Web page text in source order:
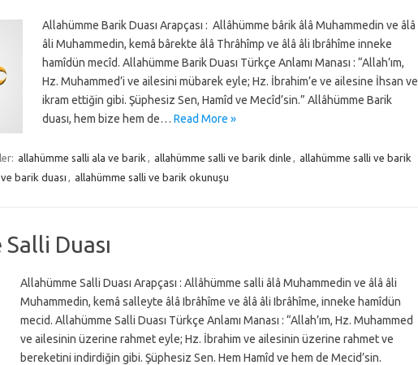
Allahümme Barik Duası Arapçası : Allâhümme bârik âlâ Muhammedin ve âlâ
âli Muhammedin, kemâ bârekte âlâ Thrâhîmp ve âlâ âli Ibrâhîme inneke
hamîdün mecîd. Allahümme Barik Duası Türkçe Anlamı Manası : “Allah’ım,
Hz. Muhammed’i ve ailesini mübarek eyle; Hz. İbrahim’e ve ailesine İhsan ve
ikram ettiğin gibi. Şüphesiz Sen, Hamîd ve Mecîd’sin.” Allâhümme Barik
duası, hem bize hem de… Read More »
allahümme salli ala ve barik , allahümme salli ve barik dinle , allahümme salli ve barik
barik duası , allahümme salli ve barik okunuşu
Duası
Allahümme Salli Duası Arapçası : Allâhümme salli âlâ Muhammedin ve âlâ âli
Muhammedin, kemâ salleyte âlâ Ibrâhîme ve âlâ âli Ibrâhîme, inneke hamîdün
mecid. Allahümme Salli Duası Türkçe Anlamı Manası : “Allah’ım, Hz. Muhammed
ve ailesinin üzerine rahmet eyle; Hz. İbrahim ve ailesinin üzerine rahmet ve
bereketini indirdiğin gibi. Şüphesiz Sen. Hem Hamîd ve hem de Mecid’sin.